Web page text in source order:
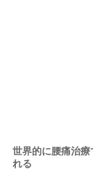
世界的に腰痛治療
れる